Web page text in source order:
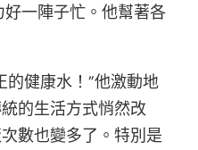
好一陣子忙。他幫著各
的健康水！”他激動地
的生活方式悄然改
數也變多了。特別是